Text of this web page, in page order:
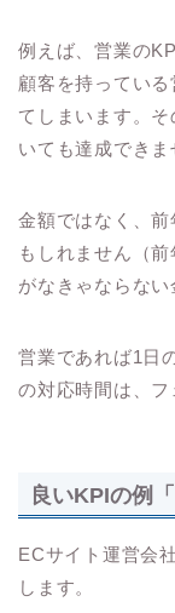
例えば、営業の
顧客を持ってい
てしまいます。
いても達成できま
金額ではなく、
もしれません（
がなきゃならない
営業であれば1日
の対応時間は、フ
良いKPIの例
ECサイト運営会
します。